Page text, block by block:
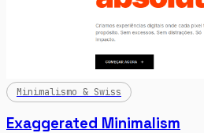
Minimalismo & Swiss
Exaggerated Minimalism